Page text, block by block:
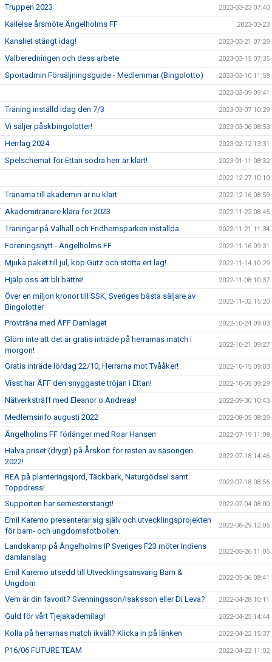
Truppen 2023 2023-03-23 07:40
Kallelse årsmöte Ängelholms FF 2023-03-23
Kansliet stängt idag! 2023-03-21 07:29
Valberedningen och dess arbete 2023-03-15 07:35
Sportadmin Försäljningsguide - Medlemmar (Bingolotto) 2023-03-10 11:58
2023-03-09 09:41
Träning inställd idag den 7/3 2023-03-07 10:29
Vi säljer påskbingolotter! 2023-03-06 08:53
Herrlag 2024 2023-02-12 13:31
Spelschemat för Ettan södra herr är klart! 2023-01-11 08:32
2022-12-27 10:10
Tränarna till akademin är nu klart 2022-12-16 08:59
Akademitränare klara för 2023 2022-11-22 08:45
Träningar på Valhall och Fridhemsparken inställda 2022-11-21 11:34
Föreningsnytt - Ängelholms FF 2022-11-16 09:31
Mjuka paket till jul, köp Gutz och stötta ert lag! 2022-11-14 10:29
Hjälp oss att bli bättre! 2022-11-08 10:37
Över en miljon kronor till SSK, Sveriges bästa säljare av
Bingolotter
2022-11-02 15:20
Provträna med ÄFF Damlaget 2022-10-24 09:03
Glöm inte att det är gratis inträde på herrarnas match i
morgon!
2022-10-21 09:27
Gratis inträde lördag 22/10, Herrarna mot Tvååker! 2022-10-15 09:03
Visst har ÄFF den snyggaste tröjan i Ettan! 2022-10-05 09:29
Nätverksträff med Eleanor o Andreas! 2022-09-30 10:43
Medlemsinfo augusti 2022 2022-08-05 08:29
Ängelholms FF förlänger med Roar Hansen 2022-07-19 11:08
Halva priset (drygt) på Årskort för resten av säsongen
2022!
2022-07-18 14:46
REA på planteringsjord, Täckbark, Naturgödsel samt
Toppdress!
2022-07-18 08:56
Supporten har semesterstängt! 2022-07-04 08:00
Emil Karemo presenterar sig själv och utvecklingsprojekten
för barn- och ungdomsfotbollen.
2022-06-29 12:05
Landskamp på Ängelholms IP Sveriges F23 möter Indiens
damlanslag
2022-05-26 11:05
Emil Karemo utsedd till Utvecklingsansvarig Barn &
Ungdom
2022-05-06 08:41
Vem är din favorit? Svenningsson/Isaksson eller Di Leva? 2022-04-28 10:11
Guld för vårt Tjejakademilag! 2022-04-25 14:44
Kolla på herrarnas match ikväll? Klicka in på länken 2022-04-22 15:37
P16/06 FUTURE TEAM 2022-04-22 11:02